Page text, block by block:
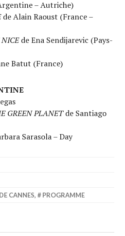
– Autriche)
de Alain Raoust (France –
de Ena Sendijarevic (Pays-
Batut (France)
GREEN PLANETde Santiago
Sarasola – Day
CANNES, PROGRAMME